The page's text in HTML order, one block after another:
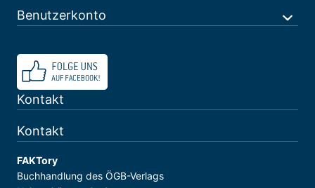
Benutzerkonto
Kontakt
Kontakt
FAKTory
Buchhandlung des ÖGB-Verlags